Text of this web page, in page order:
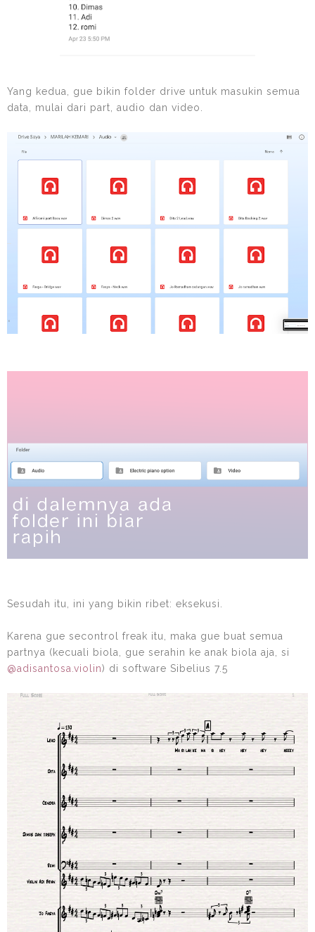
Yang kedua, gue bikin folder drive untuk masukin semua
data, mulai dari part, audio dan video.
Sesudah itu, ini yang bikin ribet: eksekusi.
Karena gue secontrol freak itu, maka gue buat semua
partnya (kecuali biola, gue serahin ke anak biola aja, si
@adisantosa.violin) di software Sibelius 7.5